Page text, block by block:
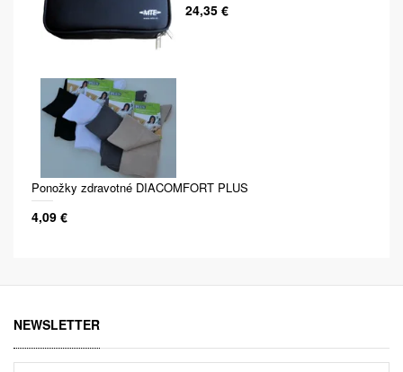
24,35 €
Ponožky zdravotné DIACOMFORT PLUS
4,09 €
NEWSLETTER